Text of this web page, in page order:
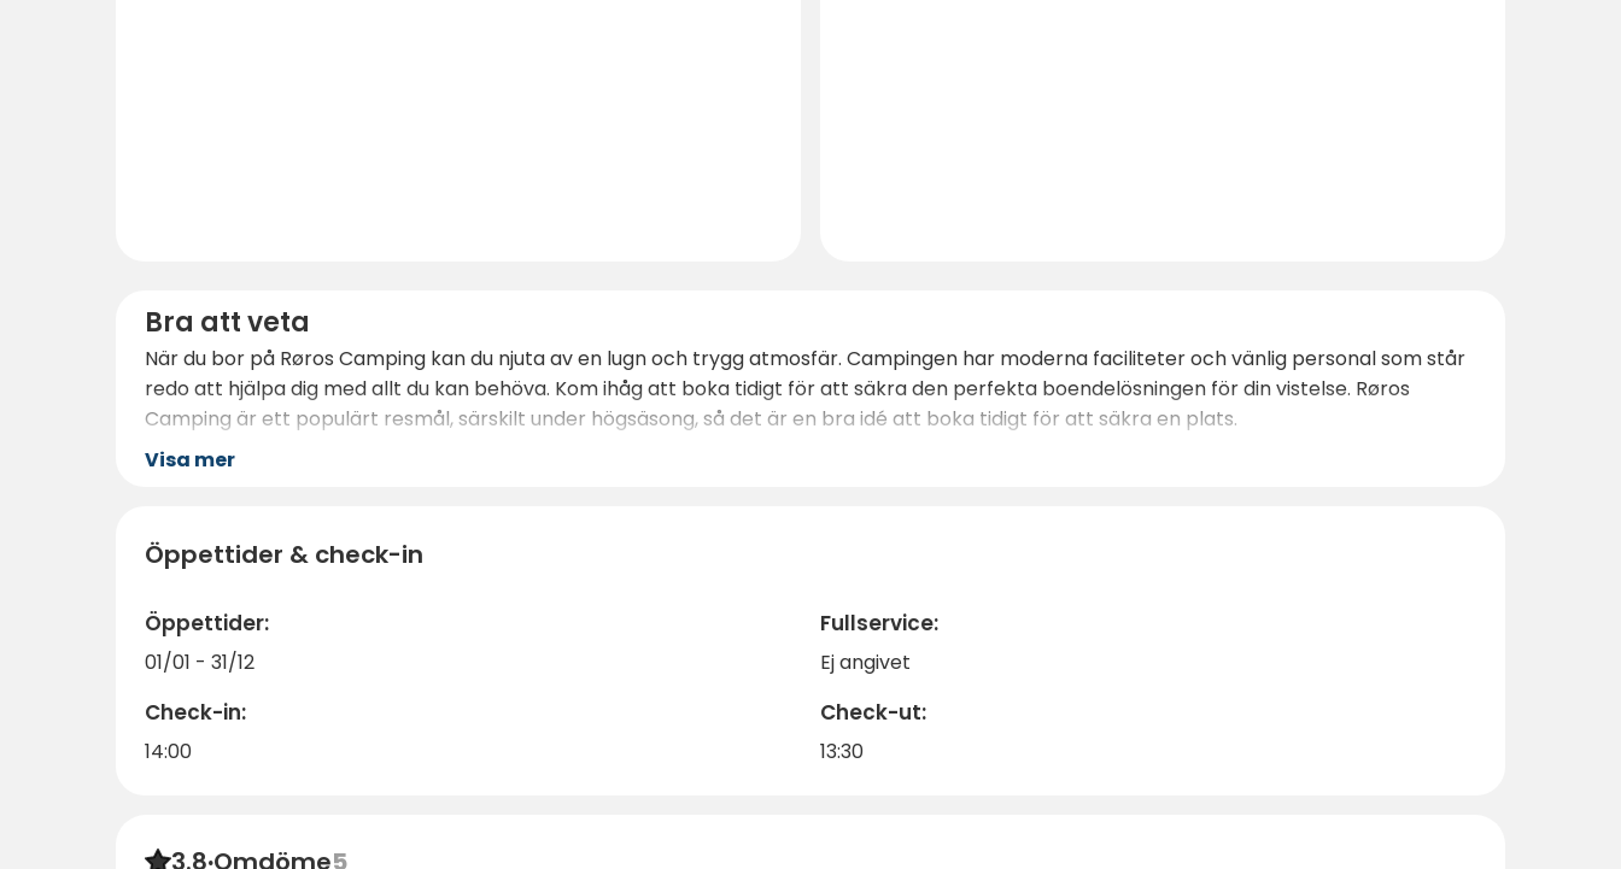
Bra att veta
När du bor på Røros Camping kan du njuta av en lugn och trygg atmosfär. Campingen har moderna faciliteter och vänlig personal som står
redo att hjälpa dig med allt du kan behöva. Kom ihåg att boka tidigt för att säkra den perfekta boendelösningen för din vistelse. Røros
Camping är ett populärt resmål, särskilt under högsäsong, så det är en bra idé att boka tidigt för att säkra en plats.
Visa mer
Öppettider & check-in
Öppettider:
01/01 - 31/12
Fullservice:
Ej angivet
Check-in:
14:00
Check-ut:
13:30
3.8·Omdöme5